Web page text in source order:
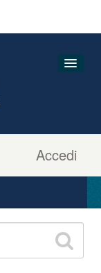
Accedi